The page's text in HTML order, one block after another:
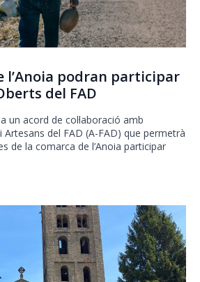
l’Anoia podran participar
del FAD
un acord de col·laboració amb
i Artesans del FAD (A-FAD) que permetrà
de la comarca de l’Anoia participar